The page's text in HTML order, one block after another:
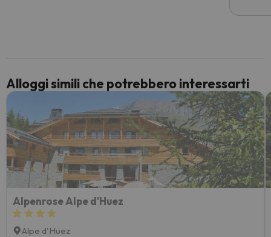
Alloggi simili che potrebbero interessarti
Alpenrose Alpe d'Huez
Alpe d'Huez